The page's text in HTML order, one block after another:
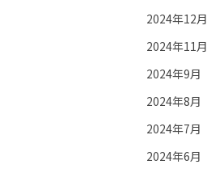
2024年12月
2024年11月
2024年9月
2024年8月
2024年7月
2024年6月